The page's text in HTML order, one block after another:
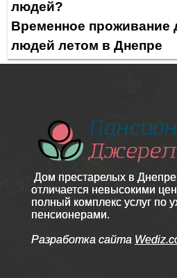
людей?
Временное проживание
людей летом в Днепре
Дом престарелых в
отличается невысокими
полный комплекс услуг по
пенсионерами.
Разработка сайта